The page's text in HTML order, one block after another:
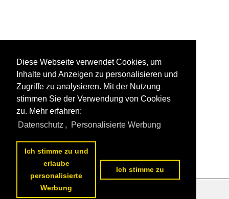
Diese Webseite verwendet Cookies, um
Inhalte und Anzeigen zu personalisieren und
Zugriffe zu analysieren. Mit der Nutzung
stimmen Sie der Verwendung von Cookies
zu. Mehr erfahren:
Datenschutz , Personalisierte Werbung
Ich stimme zu und
erlaube
personalisierte
Werbung
Ich stimme zu